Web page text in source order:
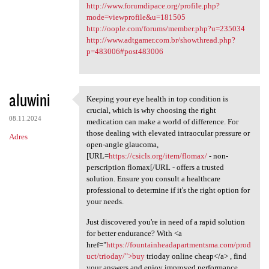
http://www.forumdipace.org/profile.php?
mode=viewprofile&u=181505
http://oople.com/forums/member.php?u=235034
http://www.adtgamer.com.br/showthread.php?
p=483006#post483006
aluwini
08.11.2024
Adres
Keeping your eye health in
Keeping your eye health in top condition is
crucial, which is why choosing the right
medication can make a world of difference. For
those dealing with elevated intraocular pressure or
open-angle glaucoma,
[URL=https://csicls.org/item/flomax/- non-
perscription flomax[/URL - offers a trusted
solution. Ensure you consult a healthcare
professional to determine if it's the right option for
your needs.
Just discovered you're in need of a rapid solution
for better endurance? With <a
href="https://fountainheadapartmentsma.com/prod
uct/trioday/">buytrioday online cheap</a> , find